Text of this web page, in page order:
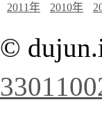
2011年
2010年
©